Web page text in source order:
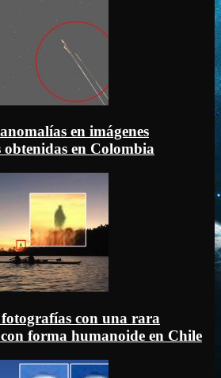
en imágenes
obtenidas en Colombia
con una rara
forma humanoide en Chile